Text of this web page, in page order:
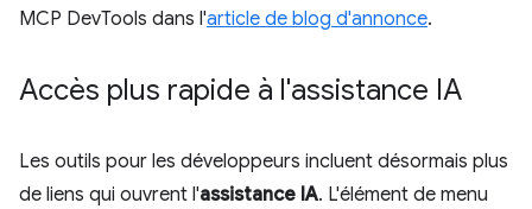
MCP DevTools dans l'article de blog d'annonce.
Accès plus rapide à l'assistance IA
Les outils pour les développeurs incluent désormais plus
de liens qui ouvrent l'assistance IA. L'élément de menu